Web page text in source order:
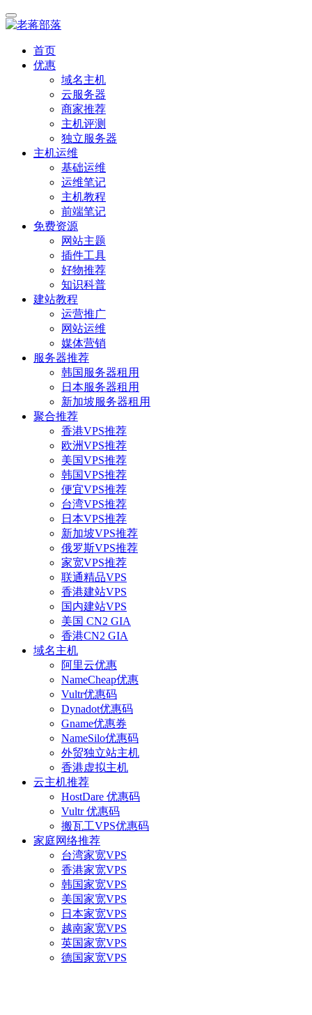
首页
优惠
域名主机
云服务器
商家推荐
主机评测
独立服务器
主机运维
基础运维
运维笔记
主机教程
前端笔记
免费资源
网站主题
插件工具
好物推荐
知识科普
建站教程
运营推广
网站运维
媒体营销
服务器推荐
韩国服务器租用
日本服务器租用
新加坡服务器租用
聚合推荐
香港VPS推荐
欧洲VPS推荐
美国VPS推荐
韩国VPS推荐
便宜VPS推荐
台湾VPS推荐
日本VPS推荐
新加坡VPS推荐
俄罗斯VPS推荐
家宽VPS推荐
联通精品VPS
香港建站VPS
国内建站VPS
美国 CN2 GIA
香港CN2 GIA
域名主机
阿里云优惠
NameCheap优惠
Vultr优惠码
Dynadot优惠码
Gname优惠券
NameSilo优惠码
外贸独立站主机
香港虚拟主机
云主机推荐
HostDare 优惠码
Vultr 优惠码
搬瓦工VPS优惠码
家庭网络推荐
台湾家宽VPS
香港家宽VPS
韩国家宽VPS
美国家宽VPS
日本家宽VPS
越南家宽VPS
英国家宽VPS
德国家宽VPS